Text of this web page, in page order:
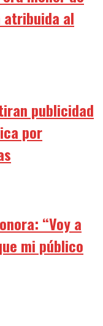
al
publicidad
por
“Voy a
mi público